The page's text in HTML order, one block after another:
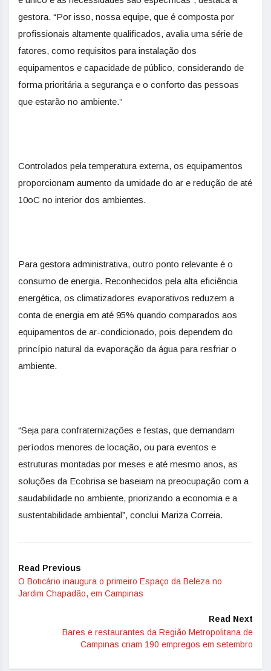
gestora. “Por isso, nossa equipe, que é composta por
profissionais altamente qualificados, avalia uma série de
fatores, como requisitos para instalação dos
equipamentos e capacidade de público, considerando de
forma prioritária a segurança e o conforto das pessoas
que estarão no ambiente.”
Controlados pela temperatura externa, os equipamentos
proporcionam aumento da umidade do ar e redução de até
10oC no interior dos ambientes.
Para gestora administrativa, outro ponto relevante é o
consumo de energia. Reconhecidos pela alta eficiência
energética, os climatizadores evaporativos reduzem a
conta de energia em até 95% quando comparados aos
equipamentos de ar-condicionado, pois dependem do
princípio natural da evaporação da água para resfriar o
ambiente.
“Seja para confraternizações e festas, que demandam
períodos menores de locação, ou para eventos e
estruturas montadas por meses e até mesmo anos, as
soluções da Ecobrisa se baseiam na preocupação com a
saudabilidade no ambiente, priorizando a economia e a
sustentabilidade ambiental”, conclui Mariza Correia.
Read Previous
O Boticário inaugura o primeiro Espaço da Beleza no
Jardim Chapadão, em Campinas
Read Next
Bares e restaurantes da Região Metropolitana de
Campinas criam 190 empregos em setembro